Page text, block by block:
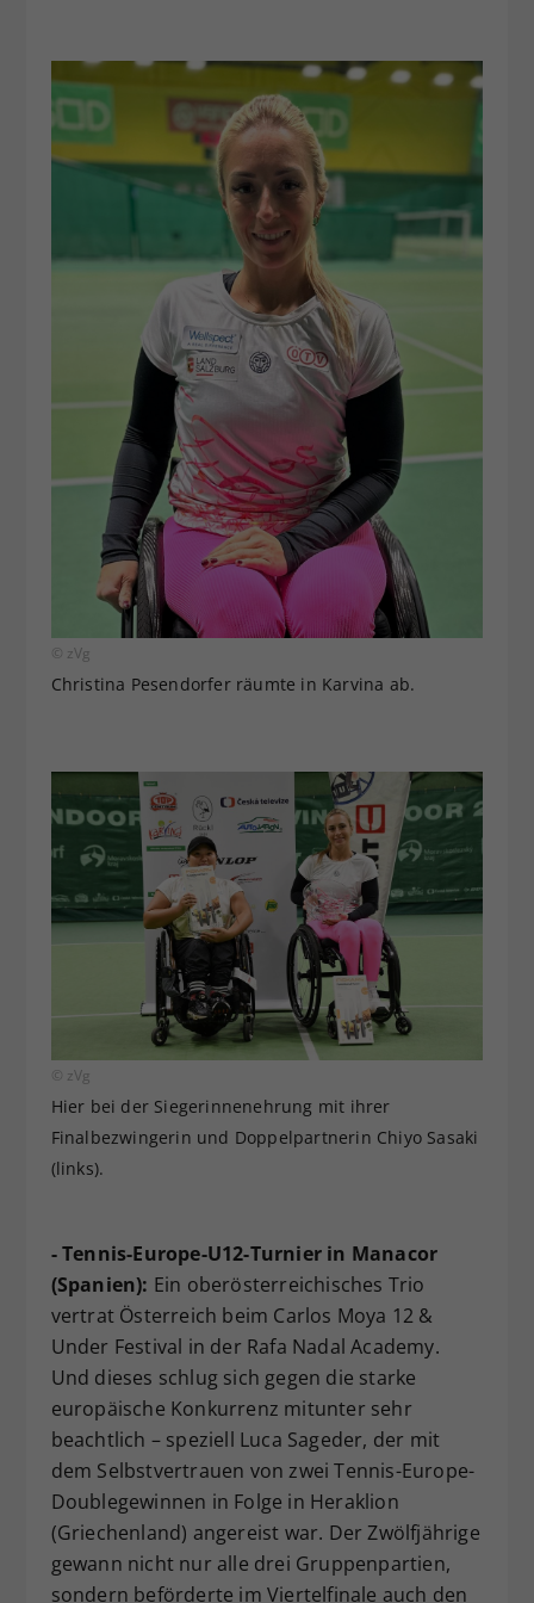
© zVg
Christina Pesendorfer räumte in Karvina ab.
© zVg
Hier bei der Siegerinnenehrung mit ihrer
Finalbezwingerin und Doppelpartnerin Chiyo Sasaki
(links).
- Tennis-Europe-U12-Turnier in Manacor
(Spanien): Ein oberösterreichisches Trio
vertrat Österreich beim Carlos Moya 12 &
Under Festival in der Rafa Nadal Academy.
Und dieses schlug sich gegen die starke
europäische Konkurrenz mitunter sehr
beachtlich – speziell Luca Sageder, der mit
dem Selbstvertrauen von zwei Tennis-Europe-
Doublegewinnen in Folge in Heraklion
(Griechenland) angereist war. Der Zwölfjährige
gewann nicht nur alle drei Gruppenpartien,
sondern beförderte im Viertelfinale auch den